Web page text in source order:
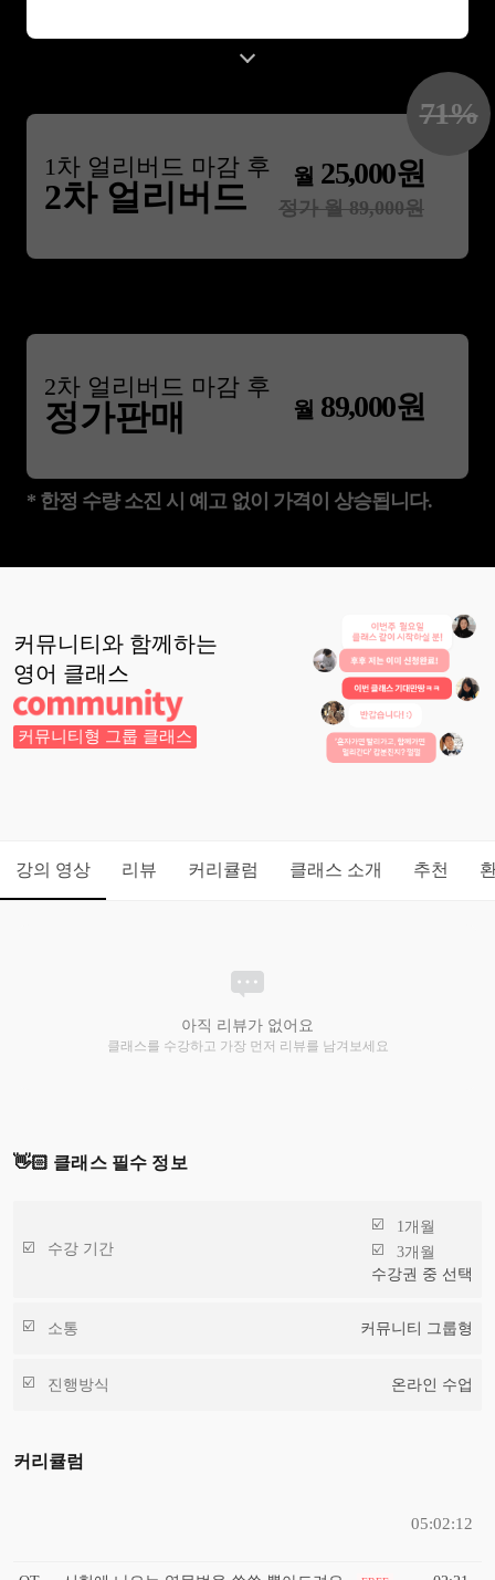
1차 얼리버드 마감 후
2차 얼리버드
월 25,000원
정가 월89,000원
71%
2차 얼리버드 마감 후
정가판매 월 89,000원
* 한정 수량 소진 시 예고 없이 가격이 상승됩니다.
커뮤니티와 함께하는
영어 클래스
커뮤니티형 그룹 클래스
강의 영상 리뷰 커리큘럼 클래스 소개 추천
아직 리뷰가 없어요
클래스를 수강하고 가장 먼저 리뷰를 남겨보세요
👋🏻 클래스 필수 정보
수강 기간
1개월
3개월
수강권 중 선택
소통 커뮤니티 그룹형
진행방식 온라인 수업
커리큘럼
05:02:12